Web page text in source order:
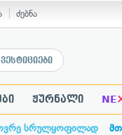
ძებნა
ჟურნალი NE
სრულყოფილად